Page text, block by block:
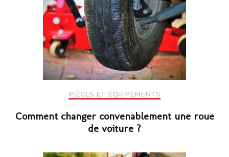
PIÈCES ET ÉQUIPEMENTS
Comment changer convenablement une roue
de voiture ?